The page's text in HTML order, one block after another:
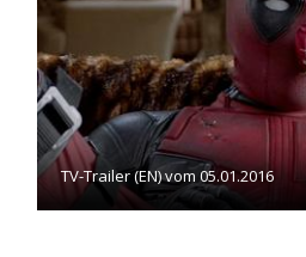
TV-Trailer (EN) vom 05.01.2016